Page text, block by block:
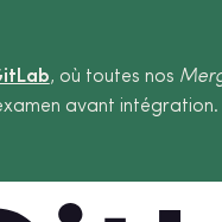
, où toutes nos
avant